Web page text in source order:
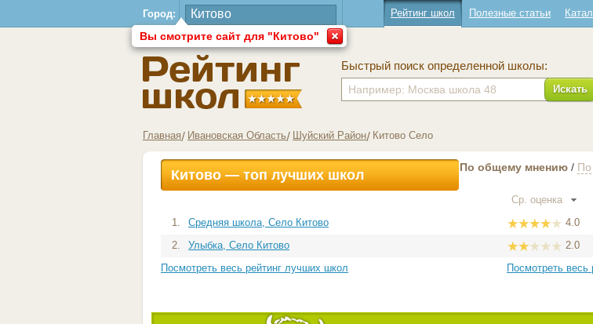
Город:
Вы смотрите сайт для "Китово"
Рейтинг школ Полезные статьи
Быстрый поиск определенной школы:
Искать
Главная Ивановская Область Шуйский Район Китово Село
Китово — топ лучших школ По общему мнению / По
Ср. оценка
1.
Средняя школа, Село Китово 4.0
2.
Улыбка, Село Китово 2.0
Посмотреть весь рейтинг лучших школ
Посмотреть